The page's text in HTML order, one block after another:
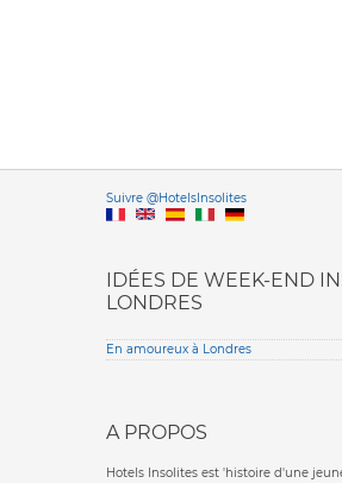
Suivre @HotelsInsolites
IDÉES DE WEEK-END
LONDRES
En amoureux à Londres
A PROPOS
Hotels Insolites est 'histoire d'une